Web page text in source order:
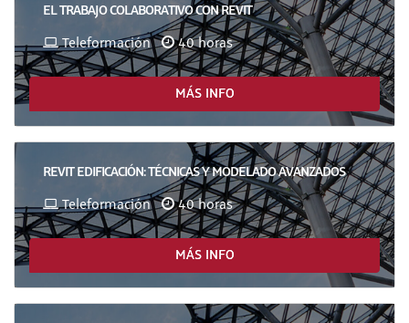
EL TRABAJO COLABORATIVO CON REVIT
Teleformación 40 horas
MÁS INFO
REVIT EDIFICACIÓN: TÉCNICAS Y MODELADO AVANZADOS
Teleformación 40 horas
MÁS INFO